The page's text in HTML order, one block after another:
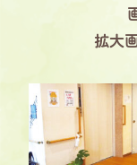
拡大